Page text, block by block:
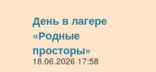
День в лагере
«Родные
просторы»
18.06.2026 17:58